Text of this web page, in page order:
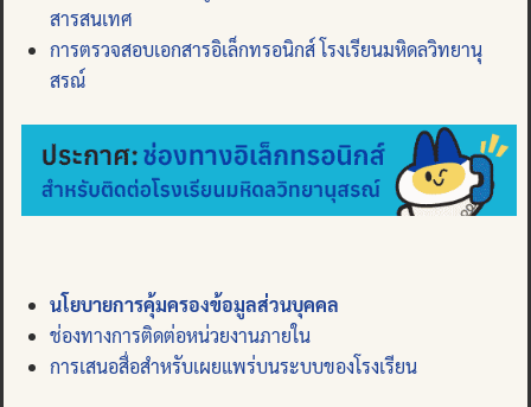
สารสนเทศ
การตรวจสอบเอกสารอิเล็กทรอนิกส์ โรงเรียนมหิดลวิทยานุ
สรณ์
นโยบายการคุ้มครองข้อมูลส่วนบุคคล
ช่องทางการติดต่อหน่วยงานภายใน
การเสนอสื่อสำหรับเผยแพร่บนระบบของโรงเรียน